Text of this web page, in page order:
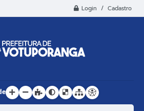
Login / Cadastro